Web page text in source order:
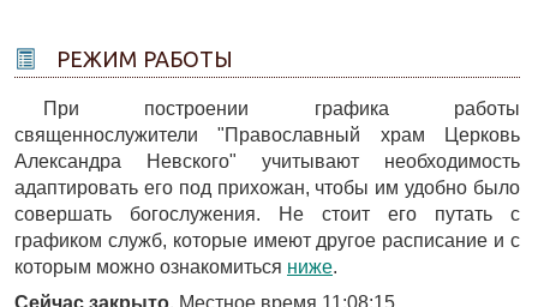
РЕЖИМ РАБОТЫ
При построении графика работы
священнослужители "Православный храм Церковь
Александра Невского" учитывают необходимость
адаптировать его под прихожан, чтобы им удобно было
совершать богослужения. Не стоит его путать с
графиком служб, которые имеют другое расписание и с
которым можно ознакомиться ниже.
Сейчас закрыто. Местное время 11:08:15